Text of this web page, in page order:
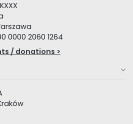
0000 2060 1264
/ donations >